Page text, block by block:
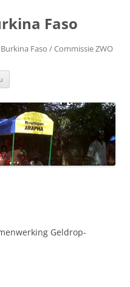
Faso
Faso / Commissie ZWO
Geldrop-